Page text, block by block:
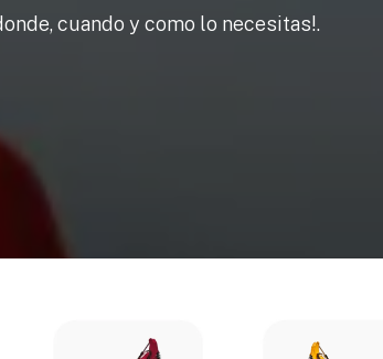
cuando y como lo necesitas!.